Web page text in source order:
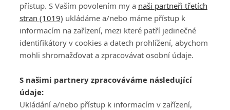
PŘIHLÁSIT
REGISTROVAT
DISKUZE
Šéfredaktorkou webu jePetr Slavík, e-mailserialy@fandimefilmu.cz
Máte-li zájem o inzerci na našem webu napište nám na e-mail
studio@koncal.com
přístup. S Vaším povolením my a naši partneři třetích
stran (1019) ukládáme a/nebo máme přístup k
informacím na zařízení, mezi které patří jedinečné
identifikátory v cookies a datech prohlížení, abychom
mohli shromažďovat a zpracovávat osobní údaje.
S našimi partnery zpracováváme následující
údaje:
Ukládání a/nebo přístup k informacím v zařízení,